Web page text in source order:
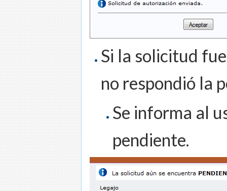
Si la solicitud
no respondió la
Se informa al
pendiente.